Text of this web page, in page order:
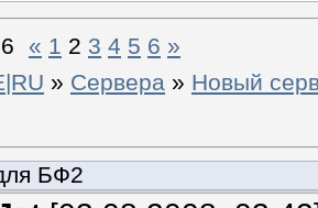
6 « 1 2 3 4 5 6 »
» Сервера » Новый
БФ2